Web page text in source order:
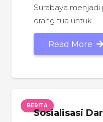
Surabaya
orang tua untuk…
Read More
BERITA
Sosialisasi